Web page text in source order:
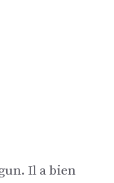
Il a bien